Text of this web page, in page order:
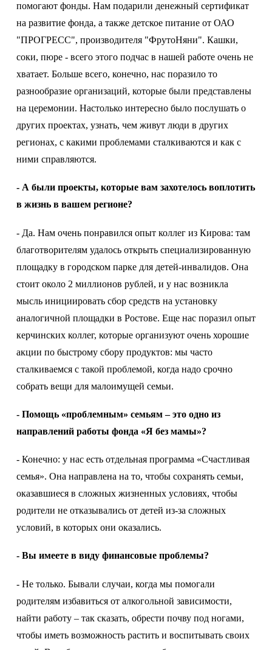
помогают фонды. Нам подарили денежный сертификат
на развитие фонда, а также детское питание от ОАО
"ПРОГРЕСС", производителя "ФрутоНяни". Кашки,
соки, пюре - всего этого подчас в нашей работе очень не
хватает. Больше всего, конечно, нас поразило то
разнообразие организаций, которые были представлены
на церемонии. Настолько интересно было послушать о
других проектах, узнать, чем живут люди в других
регионах, с какими проблемами сталкиваются и как с
ними справляются.
- А были проекты, которые вам захотелось воплотить
в жизнь в вашем регионе?
- Да. Нам очень понравился опыт коллег из Кирова: там
благотворителям удалось открыть специализированную
площадку в городском парке для детей-инвалидов. Она
стоит около 2 миллионов рублей, и у нас возникла
мысль инициировать сбор средств на установку
аналогичной площадки в Ростове. Еще нас поразил опыт
керчинских коллег, которые организуют очень хорошие
акции по быстрому сбору продуктов: мы часто
сталкиваемся с такой проблемой, когда надо срочно
собрать вещи для малоимущей семьи.
- Помощь «проблемным» семьям – это одно из
направлений работы фонда «Я без мамы»?
- Конечно: у нас есть отдельная программа «Счастливая
семья». Она направлена на то, чтобы сохранять семьи,
оказавшиеся в сложных жизненных условиях, чтобы
родители не отказывались от детей из-за сложных
условий, в которых они оказались.
- Вы имеете в виду финансовые проблемы?
- Не только. Бывали случаи, когда мы помогали
родителям избавиться от алкогольной зависимости,
найти работу – так сказать, обрести почву под ногами,
чтобы иметь возможность растить и воспитывать своих